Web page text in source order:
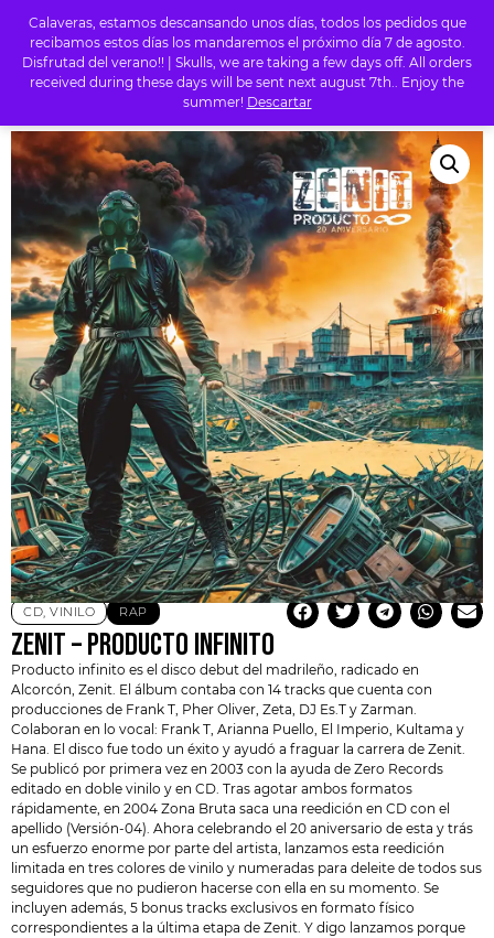
Calaveras, estamos descansando unos días, todos los pedidos que
recibamos estos días los mandaremos el próximo día 7 de agosto.
Disfrutad del verano!! | Skulls, we are taking a few days off. All orders
received during these days will be sent next august 7th.. Enjoy the
summer! Descartar
0
/RAP/ ZENIT – PRODUCTO INFINITO
CD, VINILO RAP
ZENIT – PRODUCTO INFINITO
Producto infinito es el disco debut del madrileño, radicado en
Alcorcón, Zenit. El álbum contaba con 14 tracks que cuenta con
producciones de Frank T, Pher Oliver, Zeta, DJ Es.T y Zarman.
Colaboran en lo vocal: Frank T, Arianna Puello, El Imperio, Kultama y
Hana. El disco fue todo un éxito y ayudó a fraguar la carrera de Zenit
Se publicó por primera vez en 2003 con la ayuda de Zero Records
editado en doble vinilo y en CD. Tras agotar ambos formatos
rápidamente, en 2004 Zona Bruta saca una reedición en CD con el
apellido (Versión-04). Ahora celebrando el 20 aniversario de esta y trás
un esfuerzo enorme por parte del artista, lanzamos esta reedición
limitada en tres colores de vinilo y numeradas para deleite de todos sus
seguidores que no pudieron hacerse con ella en su momento. Se
incluyen además, 5 bonus tracks exclusivos en formato físico
correspondientes a la última etapa de Zenit. Y digo lanzamos porque